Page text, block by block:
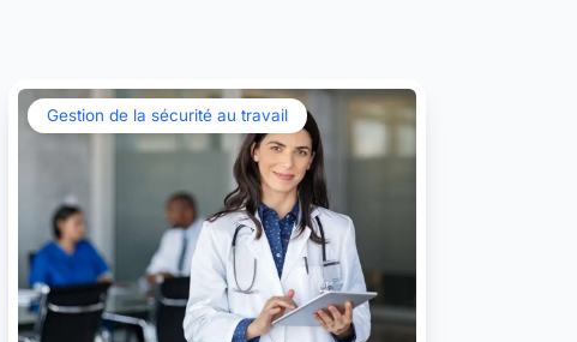
efficacement la planification de
leur utilisation.
Toutes les Success Stories
Gestion de la sécurité au travail